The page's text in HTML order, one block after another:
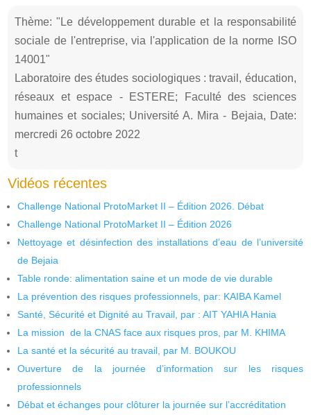
Thème: "Le développement durable et la responsabilité
sociale de l'entreprise, via l'application de la norme ISO
14001"
Laboratoire des études sociologiques : travail, éducation,
réseaux et espace - ESTERE; Faculté des sciences
humaines et sociales; Université A. Mira - Bejaia, Date:
mercredi 26 octobre 2022
t
Vidéos récentes
Challenge National ProtoMarket II – Édition 2026. Débat
Challenge National ProtoMarket II – Édition 2026
Nettoyage et désinfection des installations d’eau de l’université
de Bejaia
Table ronde: alimentation saine et un mode de vie durable
La prévention des risques professionnels, par: KAIBA Kamel
Santé, Sécurité et Dignité au Travail, par : AIT YAHIA Hania
La mission de la CNAS face aux risques pros, par M. KHIMA
La santé et la sécurité au travail, par M. BOUKOU
Ouverture de la journée d’information sur les risques
professionnels
Débat et échanges pour clôturer la journée sur l’accréditation